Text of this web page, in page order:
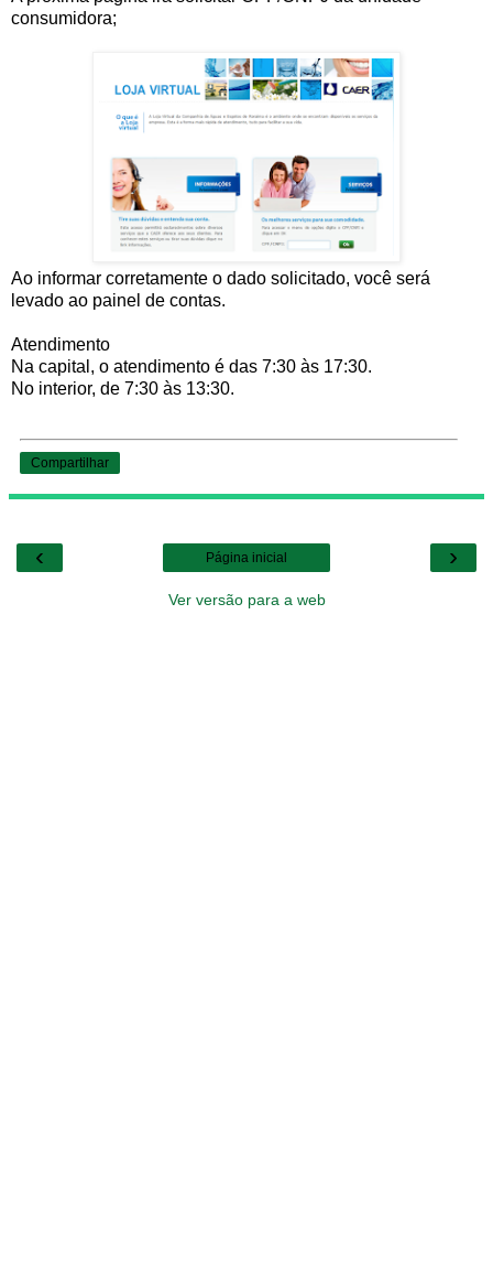
consumidora;
Ao informar corretamente o dado solicitado, você será
levado ao painel de contas.
Atendimento
Na capital, o atendimento é das 7:30 às 17:30.
No interior, de 7:30 às 13:30.
Compartilhar
‹ ›
Página inicial
Ver versão para a web